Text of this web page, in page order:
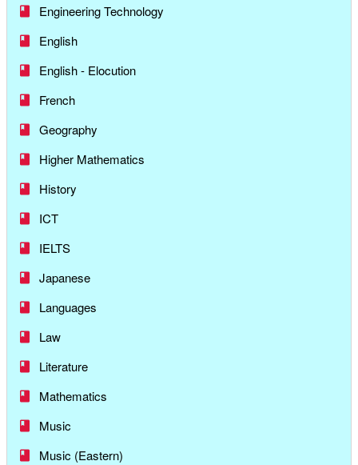
Engineering Technology
English
English - Elocution
French
Geography
Higher Mathematics
History
ICT
IELTS
Japanese
Languages
Law
Literature
Mathematics
Music
Music (Eastern)